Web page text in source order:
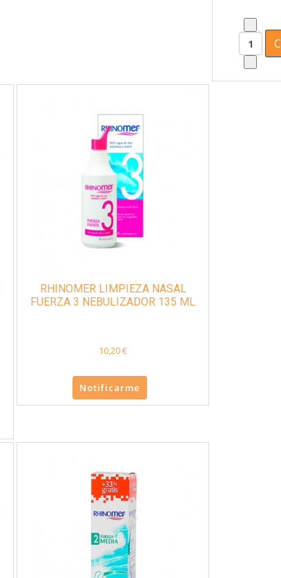
RHINOMER LIMPIEZA NASAL
FUERZA 3 NEBULIZADOR 135 ML
10,20 €
Notificarme